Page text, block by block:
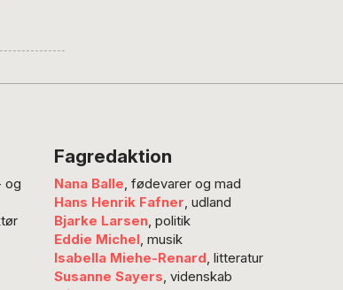
jeg har
lidt
hele
har gjort
og
Fagredaktion
Nana Balle, fødevarer og mad
Hans Henrik Fafner, udland
Bjarke Larsen, politik
Eddie Michel, musik
Isabella Miehe-Renard, litteratur
Susanne Sayers, videnskab